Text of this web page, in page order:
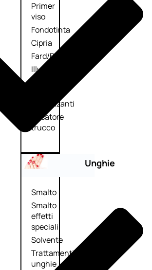
Primer
viso
Fondotinta
Cipria
Fard/Blush
Illuminante
viso
abbronzanti
Fissatore
trucco
Unghie
Smalto
Smalto
effetti
speciali
Solvente
Trattamenti
unghie